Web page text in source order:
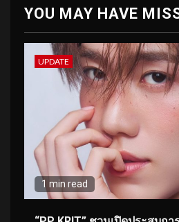
YOU MAY HAVE
UPDATE
1 min read